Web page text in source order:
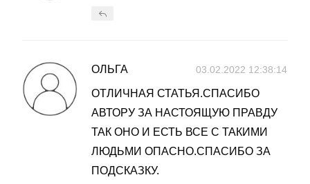
ОЛЬГА 03.02.2022 12:38:14
ОТЛИЧНАЯ СТАТЬЯ.СПАСИБО
АВТОРУ ЗА НАСТОЯЩУЮ ПРАВДУ
ТАК ОНО И ЕСТЬ ВСЕ С ТАКИМИ
ЛЮДЬМИ ОПАСНО.СПАСИБО ЗА
ПОДСКАЗКУ.